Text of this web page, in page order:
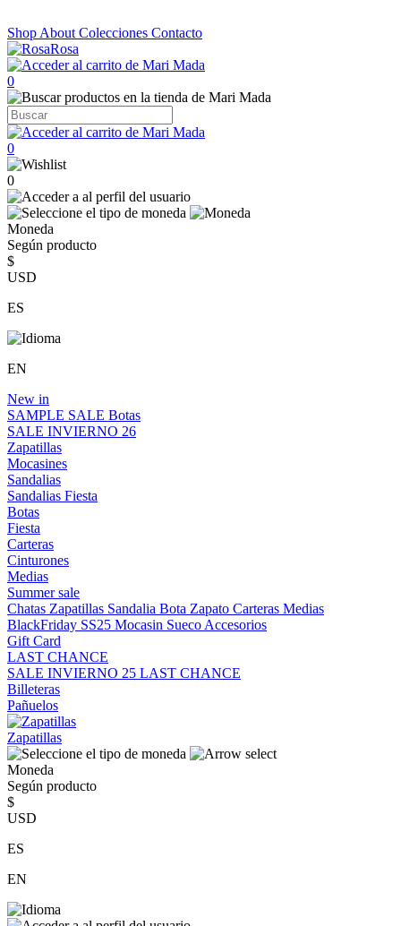
Shop About Colecciones Contacto
0
0
0
Moneda
Según producto
$
USD
ES
EN
New in
SAMPLE SALE Botas
SALE INVIERNO 26
Zapatillas
Mocasines
Sandalias
Sandalias Fiesta
Botas
Fiesta
Carteras
Cinturones
Medias
Summer sale
Chatas Zapatillas Sandalia Bota Zapato Carteras Medias
BlackFriday SS25 Mocasin Sueco Accesorios
Gift Card
LAST CHANCE
SALE INVIERNO 25 LAST CHANCE
Billeteras
Pañuelos
Zapatillas
Moneda
Según producto
$
USD
ES
EN